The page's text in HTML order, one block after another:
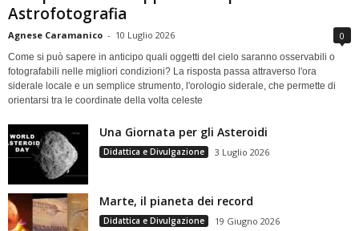
Astrofotografia
Agnese Caramanico - 10 Luglio 2026 0
Come si può sapere in anticipo quali oggetti del cielo saranno osservabili o
fotografabili nelle migliori condizioni? La risposta passa attraverso l'ora
siderale locale e un semplice strumento, l'orologio siderale, che permette di
orientarsi tra le coordinate della volta celeste
Una Giornata per gli Asteroidi
Didattica e Divulgazione 3 Luglio 2026
Marte, il pianeta dei record
Didattica e Divulgazione 19 Giugno 2026